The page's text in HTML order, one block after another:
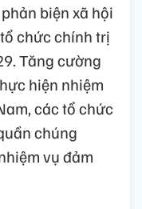
biện xã hội
chức chính trị
Tăng cường
hiện nhiệm
các tổ chức
chúng
vụ đảm